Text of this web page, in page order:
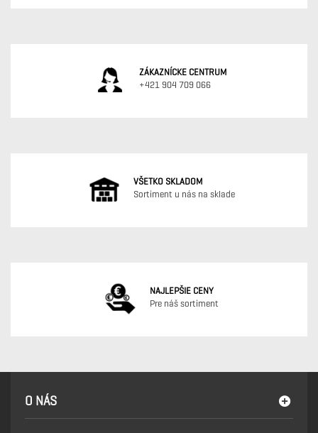
ZÁKAZNÍCKE CENTRUM
+421 904 709 066
VŠETKO SKLADOM
Sortiment u nás na sklade
NAJLEPŠIE CENY
Pre náš sortiment
O NÁS